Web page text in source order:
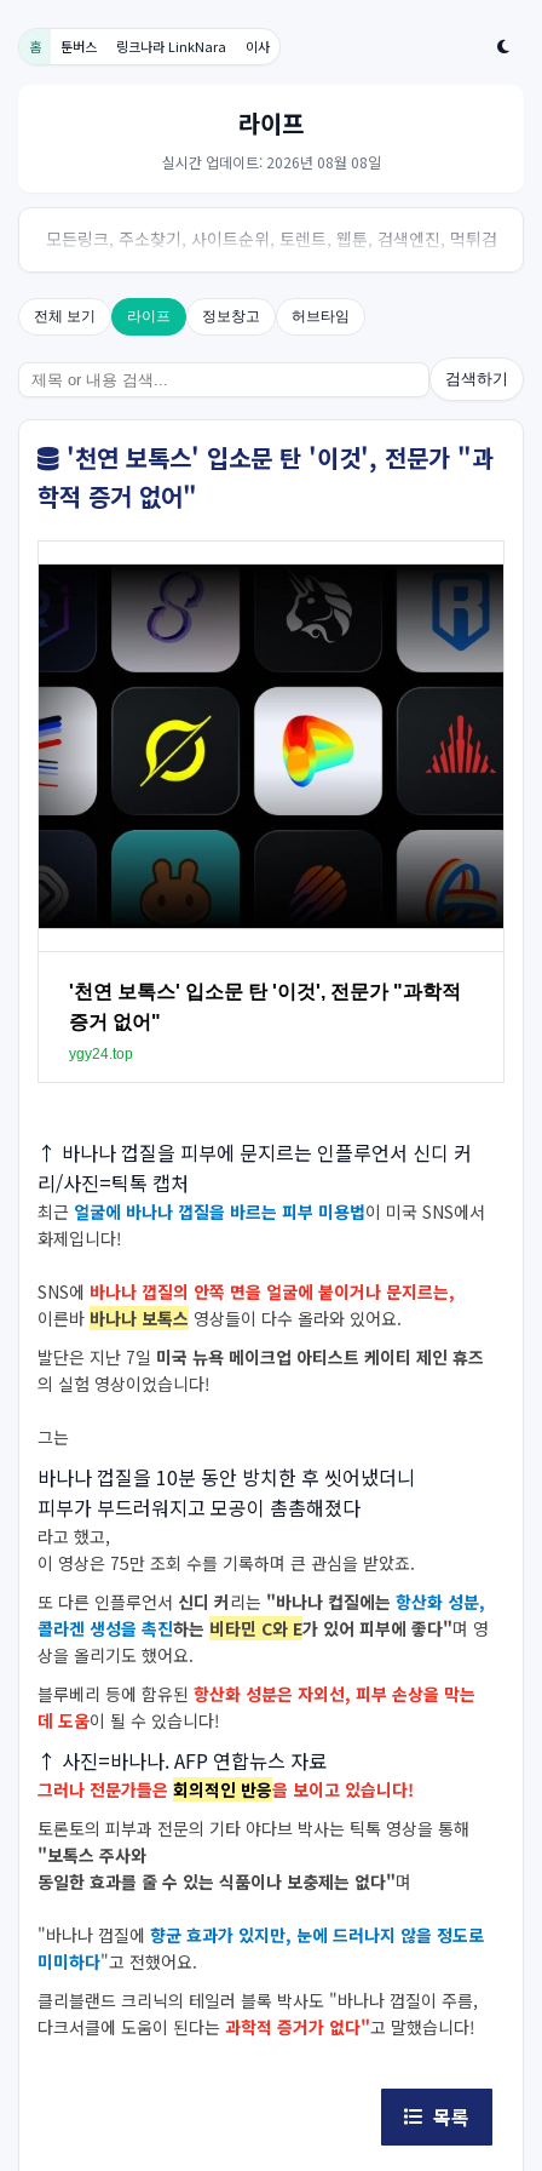
홈 툰버스 링크나라 LinkNara 이사
라이프
실시간 업데이트: 2026년 08월 08일
모든링크, 주소찾기, 사이트순위, 토렌트, 웹툰, 검색엔진, 먹튀검
증, 스포츠, 드라마, 커뮤니티 링크사이트! 여기여
전체 보기 라이프 정보창고 허브타임
검색하기
'천연 보톡스' 입소문 탄 '이것', 전문가 "과
학적 증거 없어"
'천연 보톡스' 입소문 탄 '이것', 전문가 "과학적
증거 없어"
ygy24.top
↑ 바나나 껍질을 피부에 문지르는 인플루언서 신디 커
리/사진=틱톡 캡처
최근 얼굴에 바나나 껍질을 바르는 피부 미용법이 미국 SNS에서
화제입니다!
SNS에 바나나 껍질의 안쪽 면을 얼굴에 붙이거나 문지르는,
이른바 바나나 보톡스 영상들이 다수 올라와 있어요.
발단은 지난 7일 미국 뉴욕 메이크업 아티스트 케이티 제인 휴즈
의 실험 영상이었습니다!
그는
바나나 껍질을 10분 동안 방치한 후 씻어냈더니
피부가 부드러워지고 모공이 촘촘해졌다
라고 했고,
이 영상은 75만 조회 수를 기록하며 큰 관심을 받았죠.
또 다른 인플루언서 신디 커리는 "바나나 컵질에는 항산화 성분,
콜라겐 생성을 촉진하는 비타민 C와 E가 있어 피부에 좋다"며 영
상을 올리기도 했어요.
블루베리 등에 함유된 항산화 성분은 자외선, 피부 손상을 막는
데 도움이 될 수 있습니다!
↑ 사진=바나나. AFP 연합뉴스 자료
그러나 전문가들은 회의적인 반응을 보이고 있습니다!
토론토의 피부과 전문의 기타 야다브 박사는 틱톡 영상을 통해
"보톡스 주사와
동일한 효과를 줄 수 있는 식품이나 보충제는 없다"며
"바나나 껍질에 향균 효과가 있지만, 눈에 드러나지 않을 정도로
미미하다"고 전했어요.
클리블랜드 크리닉의 테일러 블록 박사도 "바나나 껍질이 주름,
다크서클에 도움이 된다는 과학적 증거가 없다"고 말했습니다!
목록